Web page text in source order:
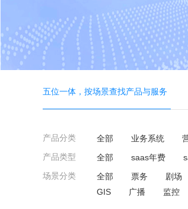
五位一体，按场景查找产品与服务
产品分类 全部 业务系统
产品类型 全部 saas年费
场景分类 全部 票务 剧场
GIS
广播 监控